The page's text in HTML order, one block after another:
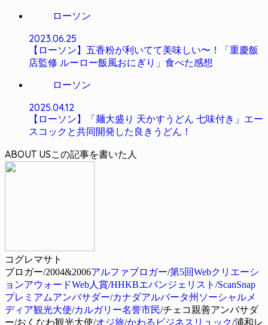
ローソン
2023.06.25
【ローソン】五香粉が利いてて美味しい〜！「重慶飯
店監修 ルーロー飯風おにぎり」食べた感想
ローソン
2025.04.12
【ローソン】「麺大盛り 天かすうどん 七味付き」エー
スコックと共同開発した良きうどん！
ABOUT US
コグレマサト
ブロガー/2004&2006アルファブロガー/第5回Webクリエーシ
ョンアウォードWeb人賞/HHKBエバンジェリスト /ScanSnap
プレミアムアンバサダー/カナダアルバータ州ソーシャルメ
ディア観光大使/カルガリー名誉市民/チェコ親善アンバサダ
ー/おくなわ観光大使/オジ旅/かわるビジネスリュック/浦和レ